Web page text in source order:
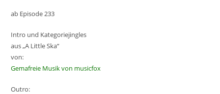
ab Episode 233
Intro und Kategoriejingles
aus „A Little Ska“
von:
Gemafreie Musik von musicfox
Outro: